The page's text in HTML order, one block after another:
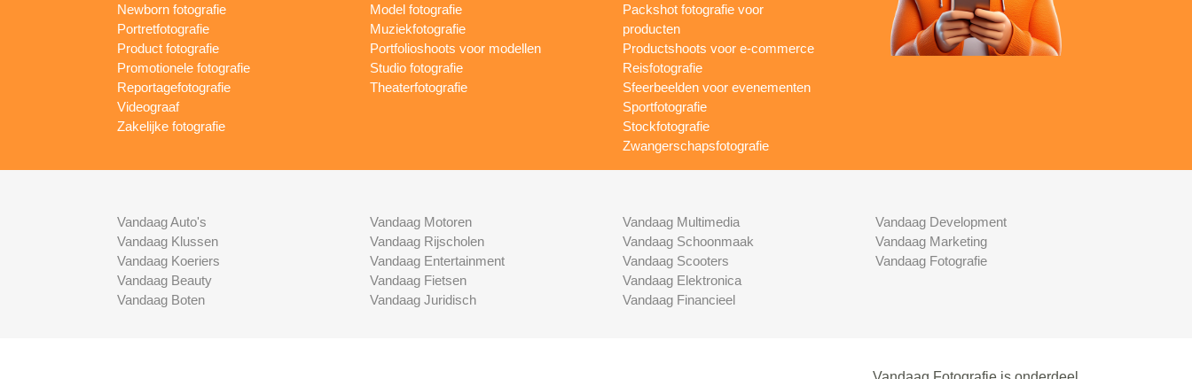
Newborn fotografie
Portretfotografie
Product fotografie
Promotionele fotografie
Reportagefotografie
Videograaf
Zakelijke fotografie
Model fotografie
Muziekfotografie
Portfolioshoots voor modellen
Studio fotografie
Theaterfotografie
Packshot fotografie voor
producten
Productshoots voor e-commerce
Reisfotografie
Sfeerbeelden voor evenementen
Sportfotografie
Stockfotografie
Zwangerschapsfotografie
Vandaag Auto's
Vandaag Klussen
Vandaag Koeriers
Vandaag Beauty
Vandaag Boten
Vandaag Motoren
Vandaag Rijscholen
Vandaag Entertainment
Vandaag Fietsen
Vandaag Juridisch
Vandaag Multimedia
Vandaag Schoonmaak
Vandaag Scooters
Vandaag Elektronica
Vandaag Financieel
Vandaag Development
Vandaag Marketing
Vandaag Fotografie